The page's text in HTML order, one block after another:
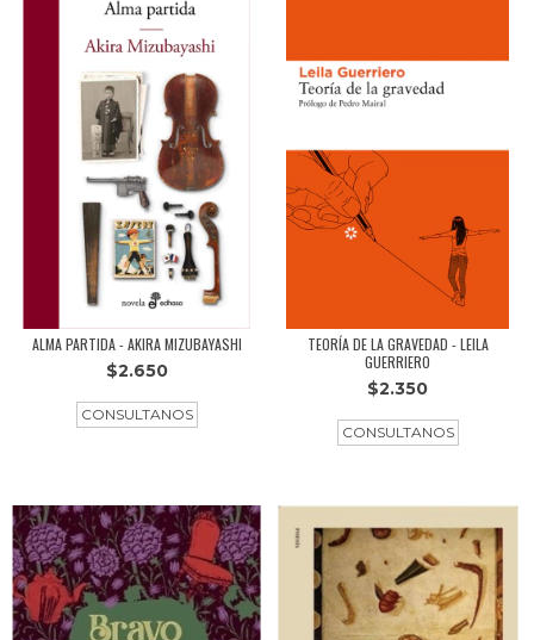
ALMA PARTIDA - AKIRA MIZUBAYASHI
$2.650
TEORÍA DE LA GRAVEDAD - LEILA
GUERRIERO
$2.350